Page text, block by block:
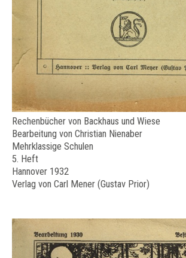
Rechenbücher von Backhaus und Wiese
Bearbeitung von Christian Nienaber
Mehrklassige Schulen
5. Heft
Hannover 1932
Verlag von Carl Mener (Gustav Prior)